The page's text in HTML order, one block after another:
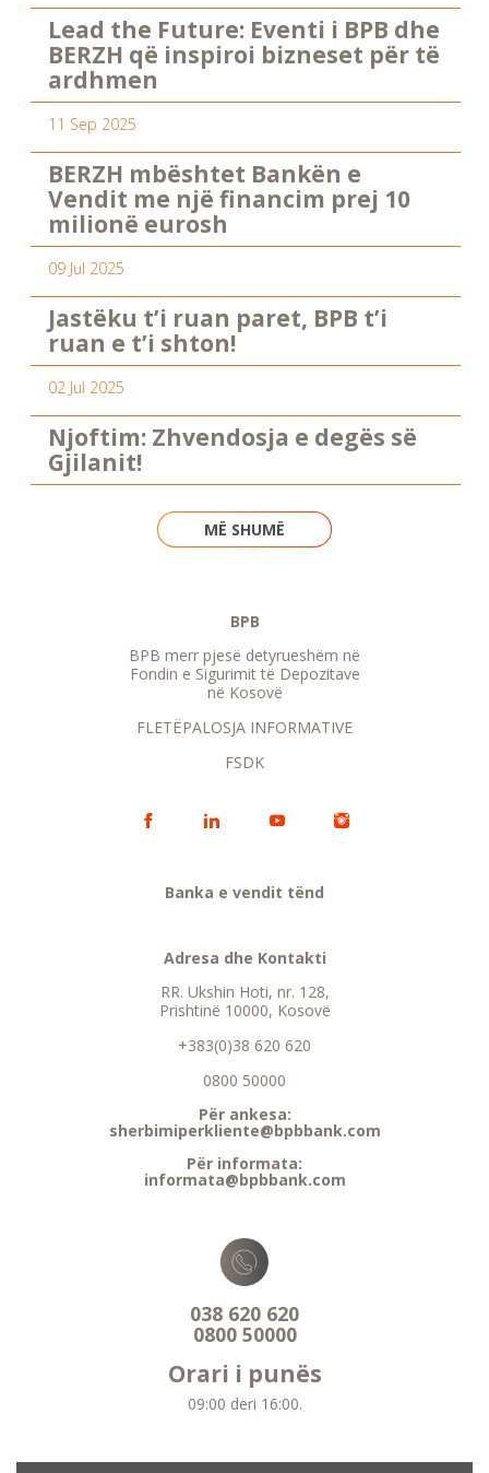
Lead the Future: Eventi i BPB dhe
BERZH që inspiroi bizneset për të
ardhmen
11 Sep 2025
BERZH mbështet Bankën e
Vendit me një financim prej 10
milionë eurosh
09 Jul 2025
Jastëku t’i ruan paret, BPB t’i
ruan e t’i shton!
02 Jul 2025
Njoftim: Zhvendosja e degës së
Gjilanit!
MË SHUMË
BPB
BPB merr pjesë detyrueshëm në
Fondin e Sigurimit të Depozitave
në Kosovë
FLETËPALOSJA INFORMATIVE
FSDK
Banka e vendit tënd
Adresa dhe Kontakti
RR. Ukshin Hoti, nr. 128,
Prishtinë 10000, Kosovë
+383(0)38 620 620
0800 50000
Për ankesa:
sherbimiperkliente@bpbbank.com
Për informata:
informata@bpbbank.com
038 620 620
0800 50000
Orari i punës
09:00 deri 16:00.